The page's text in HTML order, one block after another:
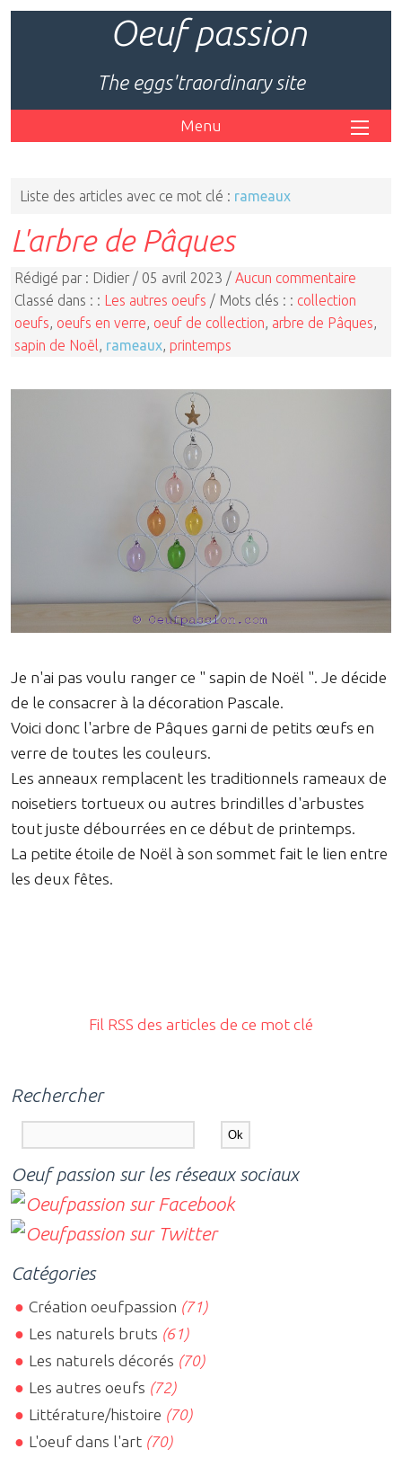
Oeuf passion
The eggs'traordinary site
Menu
Liste des articles avec ce mot clé : rameaux
L'arbre de Pâques
Rédigé par : Didier / 05 avril 2023 / Aucun commentaire
Classé dans : : Les autres oeufs / Mots clés : : collection
oeufs oeufs en verre oeuf de collection arbre de Pâques
sapin de Noël
rameaux printemps
Je n'ai pas voulu ranger ce " sapin de Noël ". Je décide
de le consacrer à la décoration Pascale.
Voici donc l'arbre de Pâques garni de petits œufs en
verre de toutes les couleurs.
Les anneaux remplacent les traditionnels rameaux de
noisetiers tortueux ou autres brindilles d'arbustes
tout juste débourrées en ce début de printemps.
La petite étoile de Noël à son sommet fait le lien entre
les deux fêtes.
Fil RSS des articles de ce mot clé
Rechercher
Oeuf passion sur les réseaux sociaux
Catégories
Création oeufpassion (71)
Les naturels bruts (61)
Les naturels décorés (70)
Les autres oeufs (72)
Littérature/histoire (70)
L'oeuf dans l'art (70)